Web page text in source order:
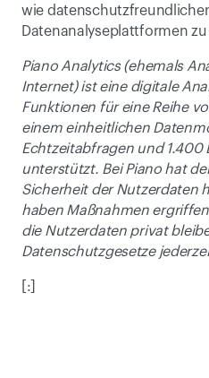
wie
Datenanalyseplattformen
Piano Analytics (ehemals
Internet) ist eine digitale
Funktionen für eine Reihe
einem einheitlichen
Echtzeitabfragen und 1.400
unterstützt. Bei Piano hat
Sicherheit der Nutzerdaten
haben Maßnahmen
die Nutzerdaten privat
Datenschutzgesetze
[:]